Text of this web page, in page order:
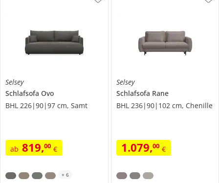
Selsey
Schlafsofa Ovo
BHL 226|90|97 cm, Samt
ab 819,00 €
+ 6
Selsey
Schlafsofa Rane
BHL 236|90|102 cm, Chenille
1.079,00 €